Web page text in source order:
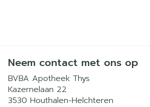
Neem contact met ons op
BVBA Apotheek Thys
Kazernelaan 22
3530 Houthalen-Helchteren